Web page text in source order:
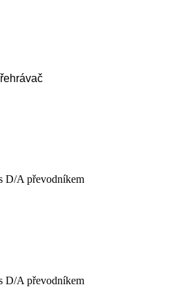
D/A převodníkem
D/A převodníkem